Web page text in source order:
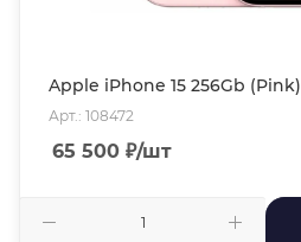
Apple iPhone 15 256Gb (Pink)
Арт.: 108472
65 500 ₽/шт